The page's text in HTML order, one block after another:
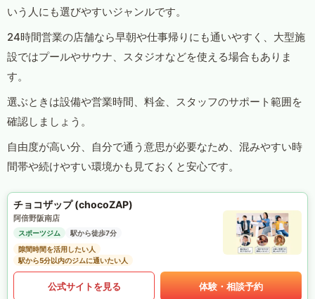
いう人にも選びやすいジャンルです。
24時間営業の店舗なら早朝や仕事帰りにも通いやすく、大型施
設ではプールやサウナ、スタジオなどを使える場合もありま
す。
選ぶときは設備や営業時間、料金、スタッフのサポート範囲を
確認しましょう。
自由度が高い分、自分で通う意思が必要なため、混みやすい時
間帯や続けやすい環境かも見ておくと安心です。
チョコザップ (chocoZAP)
阿倍野阪南店
スポーツジム
駅から徒歩7分
隙間時間を活用したい人
駅から5分以内のジムに通いたい人
公式サイトを見る 体験・相談予約